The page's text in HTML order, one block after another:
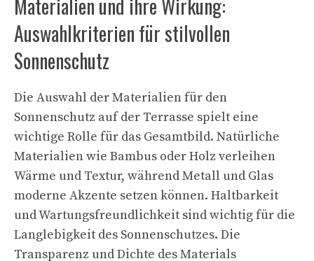
Materialien und ihre Wirkung:
Auswahlkriterien für stilvollen
Sonnenschutz
Die Auswahl der Materialien für den
Sonnenschutz auf der Terrasse spielt eine
wichtige Rolle für das Gesamtbild. Natürliche
Materialien wie Bambus oder Holz verleihen
Wärme und Textur, während Metall und Glas
moderne Akzente setzen können. Haltbarkeit
und Wartungsfreundlichkeit sind wichtig für die
Langlebigkeit des Sonnenschutzes. Die
Transparenz und Dichte des Materials